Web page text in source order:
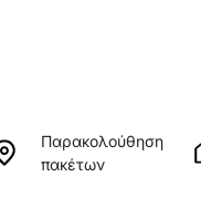
Παρακολούθηση
πακέτων